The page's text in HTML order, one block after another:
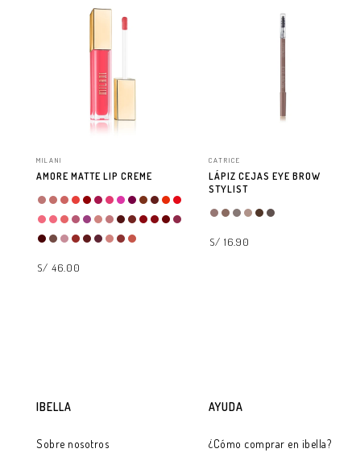
MILANI
AMORE MATTE LIP CREME
S/ 46.00
CATRICE
LÁPIZ CEJAS EYE BROW
STYLIST
S/ 16.90
IBELLA
Sobre nosotros
AYUDA
¿Cómo comprar en ibella?